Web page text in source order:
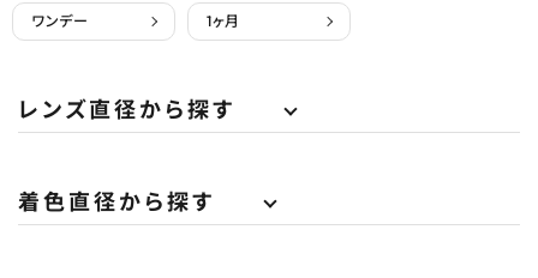
ワンデー 1ヶ月
レンズ直径から探す
着色直径から探す